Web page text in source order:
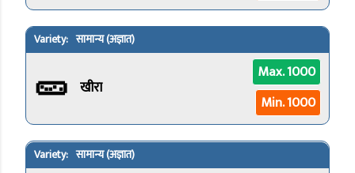
सामान्य (अज्ञात)
🥒 खीरा
Max. 1000
Min. 1000
सामान्य (अज्ञात)